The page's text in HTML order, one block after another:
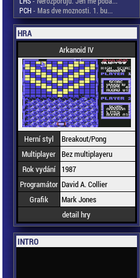
PCH- Mas dve moznosti. 1. bu...
HRA
Arkanoid IV
Herní styl
Breakout/Pong
Multiplayer Bez multiplayeru
Rok vydání
1987
Programátor David A. Collier
Grafik
Mark Jones
detail hry
INTRO